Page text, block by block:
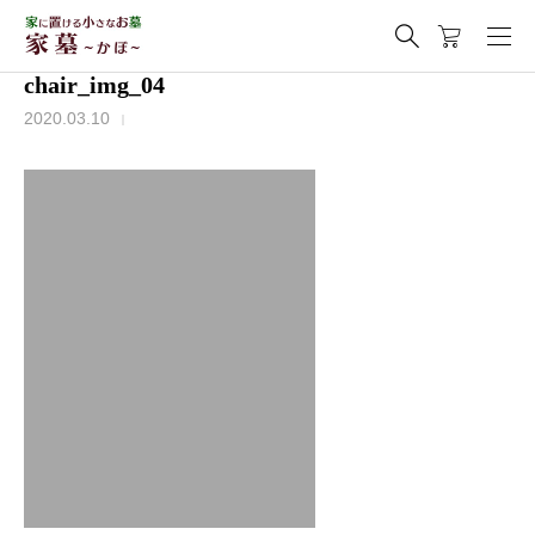
chair_img_04
2020.03.10